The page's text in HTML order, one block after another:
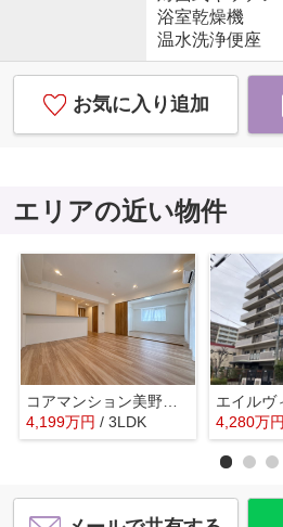
浴室乾燥機
温水洗浄便座
お気に入り追加
エリアの近い物件
コアマンション美野島☆仲介手数料無料☆
4,199万円 / 3LDK
4,280万円